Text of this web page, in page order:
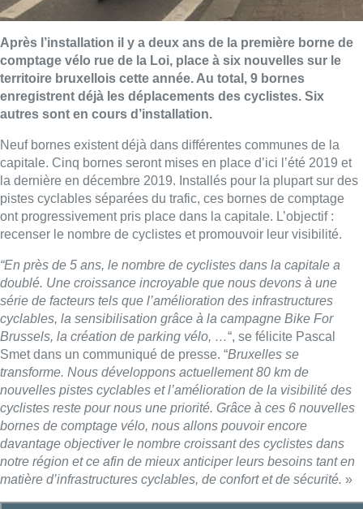
Après l’installation il y a deux ans de la première borne de
comptage vélo rue de la Loi, place à six nouvelles sur le
territoire bruxellois cette année. Au total, 9 bornes
enregistrent déjà les déplacements des cyclistes. Six
autres sont en cours d’installation.
Neuf bornes existent déjà dans différentes communes de la
capitale. Cinq bornes seront mises en place d’ici l’été 2019 et
la dernière en décembre 2019. Installés pour la plupart sur des
pistes cyclables séparées du trafic, ces bornes de comptage
ont progressivement pris place dans la capitale. L’objectif :
recenser le nombre de cyclistes et promouvoir leur visibilité.
“En près de 5 ans, le nombre de cyclistes dans la capitale a
doublé. Une croissance incroyable que nous devons à une
série de facteurs tels que l’amélioration des infrastructures
cyclables, la sensibilisation grâce à la campagne Bike For
Brussels, la création de parking vélo, …“, se félicite Pascal
Smet dans un communiqué de presse. “Bruxelles se
transforme. Nous développons actuellement 80 km de
nouvelles pistes cyclables et l’amélioration de la visibilité des
cyclistes reste pour nous une priorité. Grâce à ces 6 nouvelles
bornes de comptage vélo, nous allons pouvoir encore
davantage objectiver le nombre croissant des cyclistes dans
notre région et ce afin de mieux anticiper leurs besoins tant en
matière d’infrastructures cyclables, de confort et de sécurité. »